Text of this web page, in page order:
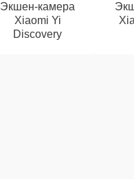
Экшен-камера
Xiaomi Yi
Discovery